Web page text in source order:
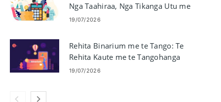
Nga Taahiraa, Nga Tikanga Utu me
nga Tepe
19/07/2026
Rehita Binarium me te Tango: Te
Rehita Kaute me te Tangohanga
19/07/2026